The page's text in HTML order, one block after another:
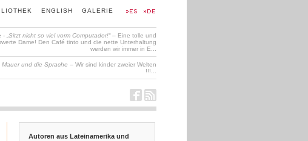
GALERIE
ENGLISH
- „Sitzt nicht so viel vorm Computador!“– Eine tolle und
Dame! Den Café tinto und die nette Unterhaltung
werden wir immer in E...
Mauer und die Sprache – Wir sind kinder zweier Welten
!!!...
Autoren aus Lateinamerika und